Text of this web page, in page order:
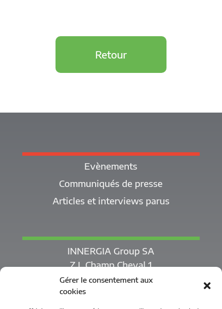
Gérer le consentement aux
cookies
Retour
Evènements
Communiqués de presse
Articles et interviews parus
INNERGIA Group SA
Z.I. Champ Cheval 1
1530 Payerne